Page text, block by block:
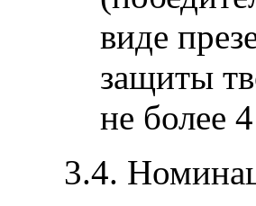
виде
защиты
не более
3.4.